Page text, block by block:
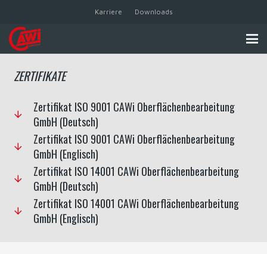
Karriere Downloads
ZERTIFIKATE
Zertifikat ISO 9001 CAWi Oberflächenbearbeitung
GmbH (Deutsch)
Zertifikat ISO 9001 CAWi Oberflächenbearbeitung
GmbH (Englisch)
Zertifikat ISO 14001 CAWi Oberflächenbearbeitung
GmbH (Deutsch)
Zertifikat ISO 14001 CAWi Oberflächenbearbeitung
GmbH (Englisch)